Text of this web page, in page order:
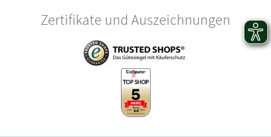
Zertifikate und Auszeichnungen